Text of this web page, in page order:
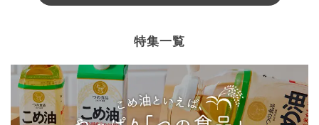
特集一覧